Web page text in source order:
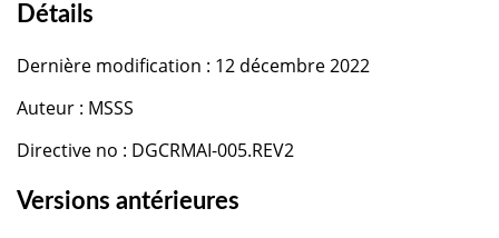
Détails
Dernière modification : 12 décembre 2022
Auteur : MSSS
Directive no : DGCRMAI-005.REV2
Versions antérieures